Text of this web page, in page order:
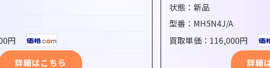
円
詳細はこちら
状態：新品
型番：MH5N4J/A
買取単価：116,000円
詳細